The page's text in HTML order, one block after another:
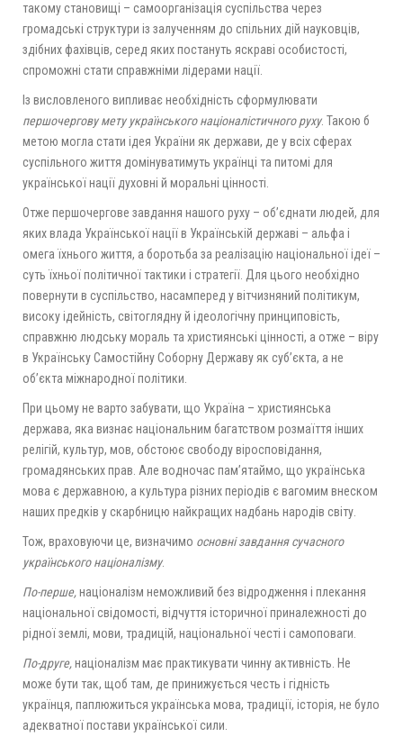
такому становищі – самоорганізація суспільства через
громадські структури із залученням до спільних дій науковців,
здібних фахівців, серед яких постануть яскраві особистості,
спроможні стати справжніми лідерами нації.
Із висловленого випливає необхідність сформулювати
першочергову мету українського націоналістичного руху. Такою б
метою могла стати ідея України як держави, де у всіх сферах
суспільного життя домінуватимуть українці та питомі для
української нації духовні й моральні цінності.
Отже першочергове завдання нашого руху – об’єднати людей, для
яких влада Української нації в Українській державі – альфа і
омега їхнього життя, а боротьба за реалізацію національної ідеї –
суть їхньої політичної тактики і стратегії. Для цього необхідно
повернути в суспільство, насамперед у вітчизняний політикум,
високу ідейність, світоглядну й ідеологічну принциповість,
справжню людську мораль та християнські цінності, а отже – віру
в Українську Самостійну Соборну Державу як суб’єкта, а не
об’єкта міжнародної політики.
При цьому не варто забувати, що Україна – християнська
держава, яка визнає національним багатством розмаїття інших
релігій, культур, мов, обстоює свободу віросповідання,
громадянських прав. Але водночас пам’ятаймо, що українська
мова є державною, а культура різних періодів є вагомим внеском
наших предків у скарбницю найкращих надбань народів світу.
Тож, враховуючи це, визначимо основні завдання сучасного
українського націоналізму.
По-перше,націоналізм неможливий без відродження і плекання
національної свідомості, відчуття історичної приналежності до
рідної землі, мови, традицій, національної честі і самоповаги.
По-друге,націоналізм має практикувати чинну активність. Не
може бути так, щоб там, де принижується честь і гідність
українця, паплюжиться українська мова, традиції, історія, не було
адекватної постави української сили.